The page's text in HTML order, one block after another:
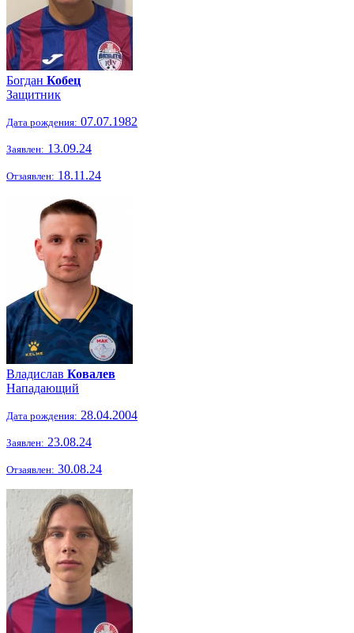
Богдан Кобец
Защитник
Дата рождения: 07.07.1982
Заявлен: 13.09.24
Отзаявлен: 18.11.24
Владислав Ковалев
Нападающий
Дата рождения: 28.04.2004
Заявлен: 23.08.24
Отзаявлен: 30.08.24